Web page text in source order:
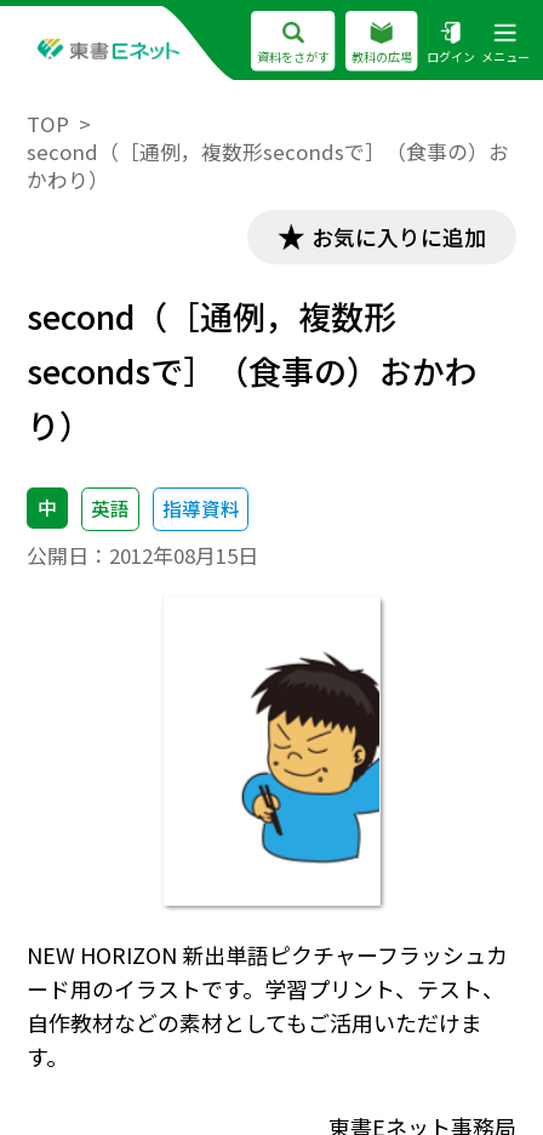
資料をさがす 教科の広場 ログイン メニュー
TOP
second（［通例，複数形secondsで］（食事の）お
かわり）
お気に入りに追加
second（［通例，複数形
secondsで］（食事の）おかわ
り）
中 英語 指導資料
公開日： 2012年08月15日
NEW HORIZON 新出単語ピクチャーフラッシュカ
ード用のイラストです。学習プリント、テスト、
自作教材などの素材としてもご活用いただけま
す。
東書Eネット事務局